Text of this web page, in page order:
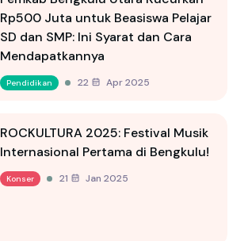
Rp500 Juta untuk Beasiswa Pelajar
SD dan SMP: Ini Syarat dan Cara
Mendapatkannya
Pendidikan 22 Apr 2025
ROCKULTURA 2025: Festival Musik
Internasional Pertama di Bengkulu!
Konser 21 Jan 2025